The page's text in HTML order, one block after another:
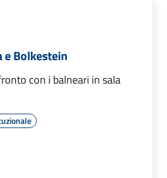
e Bolkestein
con i balneari in sala